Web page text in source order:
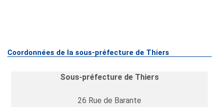
Coordonnées de la sous-préfecture de Thiers
Sous-préfecture de Thiers
26 Rue de Barante